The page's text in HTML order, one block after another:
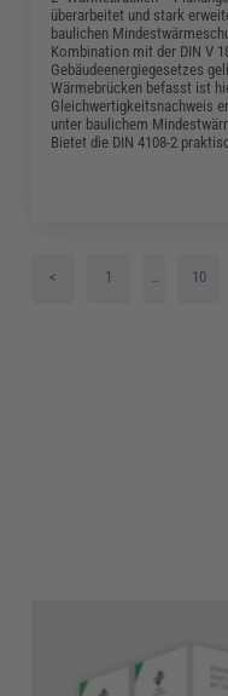
überarbeitet und stark
baulichen
Kombination mit der DIN V
Gebäudeenergiegesetzes
Wärmebrücken befasst ist
Gleichwertigkeitsnachweis
unter baulichem
Bietet die DIN 4108-2
< 1 … 10